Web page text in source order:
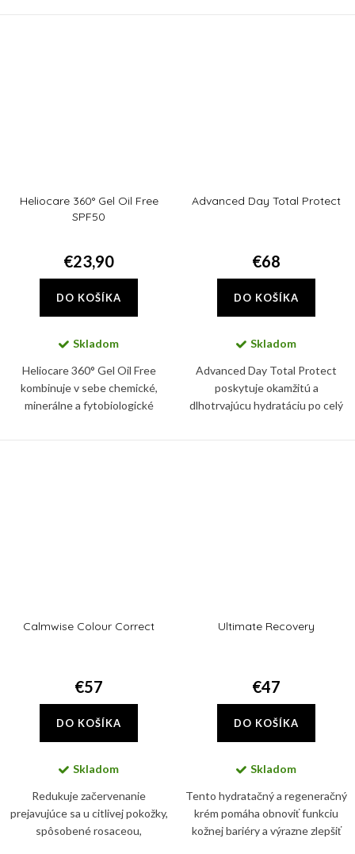
Heliocare 360° Gel Oil Free
SPF50
€23,90
DO KOŠÍKA
Skladom
Heliocare 360° Gel Oil Free
kombinuje v sebe chemické,
minerálne a fytobiologické
Advanced Day Total Protect
€68
DO KOŠÍKA
Skladom
Advanced Day Total Protect
poskytuje okamžitú a
dlhotrvajúcu hydratáciu po celý
Calmwise Colour Correct
€57
DO KOŠÍKA
Skladom
Redukuje začervenanie
prejavujúce sa u citlivej pokožky,
spôsobené rosaceou,
Ultimate Recovery
€47
DO KOŠÍKA
Skladom
Tento hydratačný a regeneračný
krém pomáha obnoviť funkciu
kožnej bariéry a výrazne zlepšiť